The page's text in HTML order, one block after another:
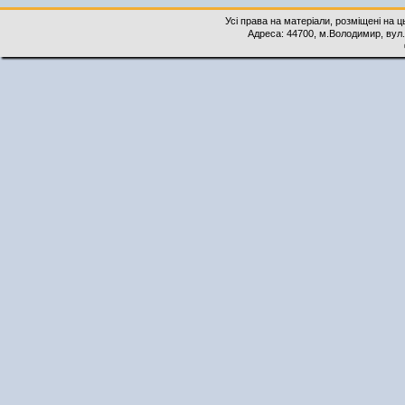
Усі права на матеріали, розміщені на
Адреса: 44700, м.Володимир,